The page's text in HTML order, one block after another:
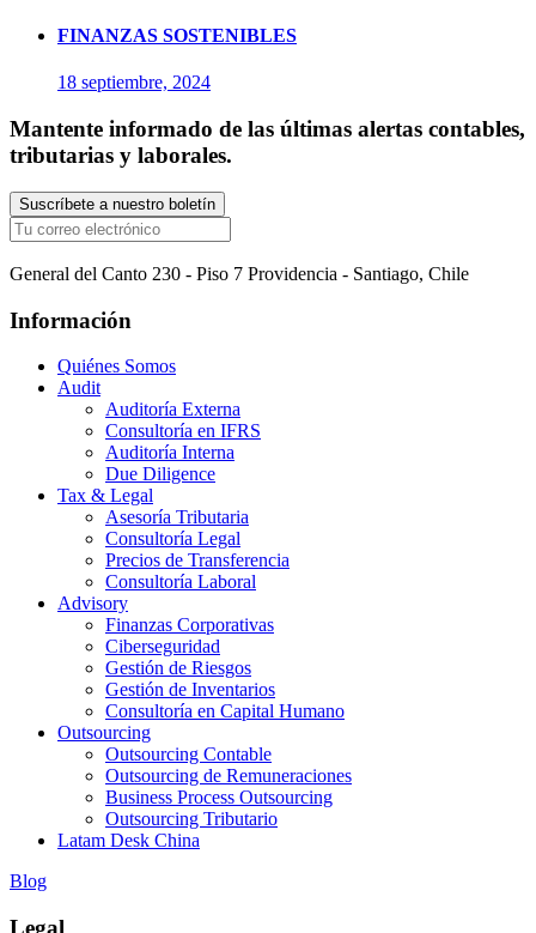
FINANZAS SOSTENIBLES
18 septiembre, 2024
Mantente informado de las últimas alertas contables,
tributarias y laborales.
General del Canto 230 - Piso 7 Providencia - Santiago, Chile
Información
Quiénes Somos
Audit
Auditoría Externa
Consultoría en IFRS
Auditoría Interna
Due Diligence
Tax & Legal
Asesoría Tributaria
Consultoría Legal
Precios de Transferencia
Consultoría Laboral
Advisory
Finanzas Corporativas
Ciberseguridad
Gestión de Riesgos
Gestión de Inventarios
Consultoría en Capital Humano
Outsourcing
Outsourcing Contable
Outsourcing de Remuneraciones
Business Process Outsourcing
Outsourcing Tributario
Latam Desk China
Blog
Legal